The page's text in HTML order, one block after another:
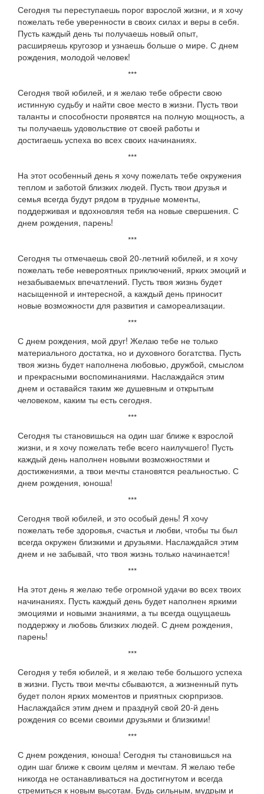
Сегодня ты переступаешь порог взрослой жизни, и я хочу
пожелать тебе уверенности в своих силах и веры в себя.
Пусть каждый день ты получаешь новый опыт,
расширяешь кругозор и узнаешь больше о мире. С днем
рождения, молодой человек!
***
Сегодня твой юбилей, и я желаю тебе обрести свою
истинную судьбу и найти свое место в жизни. Пусть твои
таланты и способности проявятся на полную мощность, а
ты получаешь удовольствие от своей работы и
достигаешь успеха во всех своих начинаниях.
***
На этот особенный день я хочу пожелать тебе окружения
теплом и заботой близких людей. Пусть твои друзья и
семья всегда будут рядом в трудные моменты,
поддерживая и вдохновляя тебя на новые свершения. С
днем рождения, парень!
***
Сегодня ты отмечаешь свой 20-летний юбилей, и я хочу
пожелать тебе невероятных приключений, ярких эмоций и
незабываемых впечатлений. Пусть твоя жизнь будет
насыщенной и интересной, а каждый день приносит
новые возможности для развития и самореализации.
***
С днем рождения, мой друг! Желаю тебе не только
материального достатка, но и духовного богатства. Пусть
твоя жизнь будет наполнена любовью, дружбой, смыслом
и прекрасными воспоминаниями. Наслаждайся этим
днем и оставайся таким же душевным и открытым
человеком, каким ты есть сегодня.
***
Сегодня ты становишься на один шаг ближе к взрослой
жизни, и я хочу пожелать тебе всего наилучшего! Пусть
каждый день наполнен новыми возможностями и
достижениями, а твои мечты становятся реальностью. С
днем рождения, юноша!
***
Сегодня твой юбилей, и это особый день! Я хочу
пожелать тебе здоровья, счастья и любви, чтобы ты был
всегда окружен близкими и друзьями. Наслаждайся этим
днем и не забывай, что твоя жизнь только начинается!
***
На этот день я желаю тебе огромной удачи во всех твоих
начинаниях. Пусть каждый день будет наполнен яркими
эмоциями и новыми знаниями, а ты всегда ощущаешь
поддержку и любовь близких людей. С днем рождения,
парень!
***
Сегодня у тебя юбилей, и я желаю тебе большого успеха
в жизни. Пусть твои мечты сбываются, а жизненный путь
будет полон ярких моментов и приятных сюрпризов.
Наслаждайся этим днем и празднуй свой 20-й день
рождения со всеми своими друзьями и близкими!
***
С днем рождения, юноша! Сегодня ты становишься на
один шаг ближе к своим целям и мечтам. Я желаю тебе
никогда не останавливаться на достигнутом и всегда
стремиться к новым высотам. Будь сильным, мудрым и